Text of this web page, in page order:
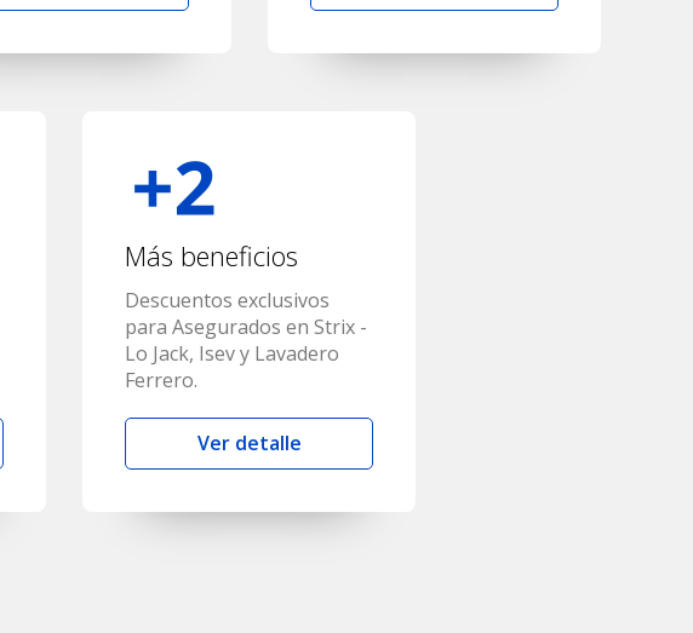
Más beneficios
Descuentos exclusivos
para Asegurados en Strix -
Lo Jack, Isev y Lavadero
Ferrero.
Ver detalle